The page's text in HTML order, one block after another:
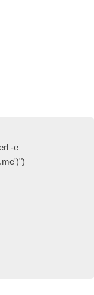
-e